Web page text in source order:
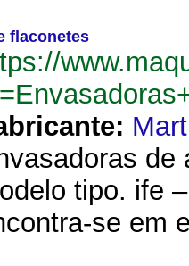
flaconetes
de
tipo. ife
se em